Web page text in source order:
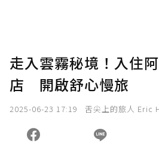
走入雲霧秘境！入住
店 開啟舒心慢旅
2025-06-23 17:19 舌尖上的旅人 Eric